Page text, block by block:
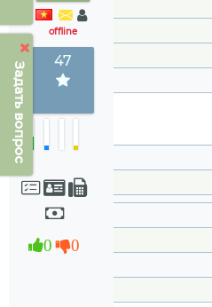
Задать вопрос
offline
47
0 0